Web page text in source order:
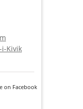
i-Kivik
on Facebook